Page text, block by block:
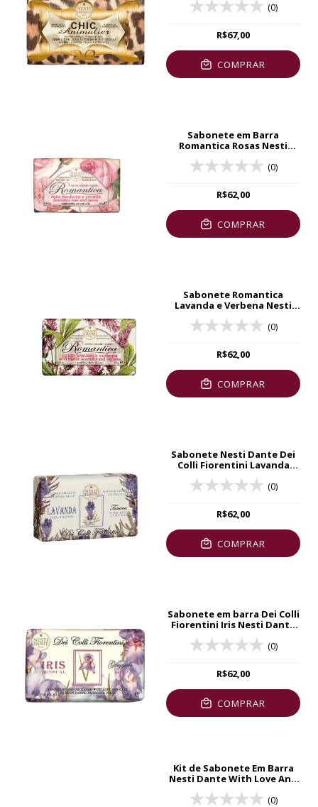
(0)
R$67,00
COMPRAR
Sabonete em Barra
Romantica Rosas Nesti
Dante 250g
(0)
R$62,00
COMPRAR
Sabonete Romantica
Lavanda e Verbena Nesti
Dante 250g
(0)
R$62,00
COMPRAR
Sabonete Nesti Dante Dei
Colli Fiorentini Lavanda
250g
(0)
R$62,00
COMPRAR
Sabonete em barra Dei Colli
Fiorentini Iris Nesti Dante
250g
(0)
R$62,00
COMPRAR
Kit de Sabonete Em Barra
Nesti Dante With Love And
Care
(0)